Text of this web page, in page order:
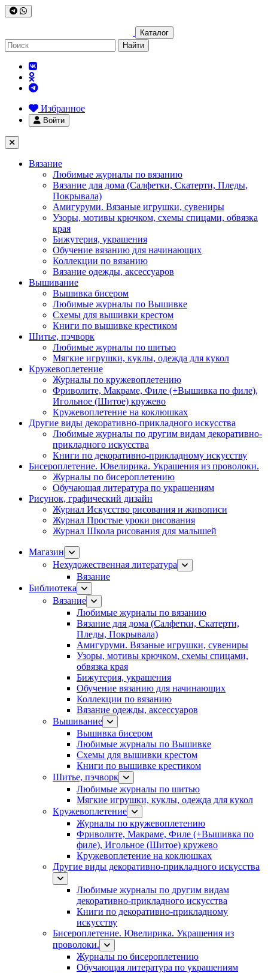
Каталог
Найти
Избранное
Войти
Вязание
Любимые журналы по вязанию
Вязание для дома (Салфетки, Скатерти, Пледы,
Покрывала)
Амигуруми. Вязаные игрушки, сувениры
Узоры, мотивы крючком, схемы спицами, обвязка
края
Бижутерия, украшения
Обучение вязанию для начинающих
Коллекции по вязанию
Вязание одежды, аксессуаров
Вышивание
Вышивка бисером
Любимые журналы по Вышивке
Схемы для вышивки крестом
Книги по вышивке крестиком
Шитье, пэчворк
Любимые журналы по шитью
Мягкие игрушки, куклы, одежда для кукол
Кружевоплетение
Журналы по кружевоплетению
Фриволите, Макраме, Филе (+Вышивка по филе),
Игольное (Шитое) кружево
Кружевоплетение на коклюшках
Другие виды декоративно-прикладного искусства
Любимые журналы по другим видам декоративно-
прикладного искусства
Книги по декоративно-прикладному искусству
Бисероплетение. Ювелирика. Украшения из проволоки.
Журналы по бисероплетению
Обучающая литература по украшениям
Рисунок, графический дизайн
Журнал Искусство рисования и живописи
Журнал Простые уроки рисования
Журнал Школа рисования для малышей
Магазин
Нехудожественная литература
Вязание
Библиотека
Вязание
Любимые журналы по вязанию
Вязание для дома (Салфетки, Скатерти,
Пледы, Покрывала)
Амигуруми. Вязаные игрушки, сувениры
Узоры, мотивы крючком, схемы спицами,
обвязка края
Бижутерия, украшения
Обучение вязанию для начинающих
Коллекции по вязанию
Вязание одежды, аксессуаров
Вышивание
Вышивка бисером
Любимые журналы по Вышивке
Схемы для вышивки крестом
Книги по вышивке крестиком
Шитье, пэчворк
Любимые журналы по шитью
Мягкие игрушки, куклы, одежда для кукол
Кружевоплетение
Журналы по кружевоплетению
Фриволите, Макраме, Филе (+Вышивка по
филе), Игольное (Шитое) кружево
Кружевоплетение на коклюшках
Другие виды декоративно-прикладного искусства
Любимые журналы по другим видам
декоративно-прикладного искусства
Книги по декоративно-прикладному
искусству
Бисероплетение. Ювелирика. Украшения из
проволоки.
Журналы по бисероплетению
Обучающая литература по украшениям